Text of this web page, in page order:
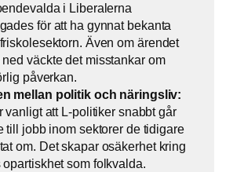
i Liberalerna
för att ha gynnat bekanta
Även om ärendet
ned väckte det misstankar om
påverkan.
mellan politik och näringsliv:
vanligt att L-politiker snabbt går
till jobb inom sektorer de tidigare
om. Det skapar osäkerhet kring
opartiskhet som folkvalda.